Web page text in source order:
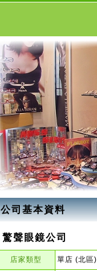
公司基本資料
驚聲眼鏡公司
店家類型 單店 (北區)